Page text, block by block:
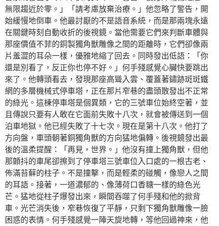
無限趨近於零。」「請考慮放棄治療。」他忽略了警告，開
始緩慢地倒車。他最討厭的不是語音系統，而是那兩塊永遠
在關鍵時刻自動收折的後視鏡。當他需要它們來判斷車體與
那座價值不菲的銅製獨角獸雕像之間的距離時，它們卻像兩
片羞澀的耳朵一樣，優雅地縮了回去。同時發出低語：「你
還是別看了，反正你也停不好。」何手殘感覺心臟快要跳出
來了。他轉頭看去，發現那座高聳入雲、覆蓋著鏽跡斑斑鐵
網的多層機械式停車塔，正在那片窄巷的盡頭散發出不正常
的綠光。這棟停車塔是個異類，它的三號車位始終空著，並
且傳說只要有人敢在它面前失敗十八次，就會被傳送到一個
泊車地獄。他已經失敗了十七次。現在是第十八次。他打了
方向盤，車頭朝著銅獨角獸的方向猛地偏轉。後視鏡發出最
後的溫柔提醒：「再見，世界。」他沒有撞上獨角獸，但他
那顫抖的車尾卻擦到了停車塔三號車位入口處的一根古老、
佈滿苔蘚的柱子。不是撞擊，而是輕柔的碰觸，像戀人之間
的耳語。接著，一道濃郁的、像薄荷口香糖一樣的綠色光
芒。猛地從柱子爆發出來，瞬間吞噬了何手殘和他的掀背
車。光芒消失後，窄巷恢復了平靜，只剩下獨角獸雕像一臉
困惑的表情。何手殘感覺一陣天旋地轉，等他回過神來，他